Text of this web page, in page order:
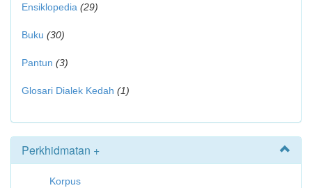
Ensiklopedia (29)
Buku (30)
Pantun (3)
Glosari Dialek Kedah (1)
Perkhidmatan +
Korpus